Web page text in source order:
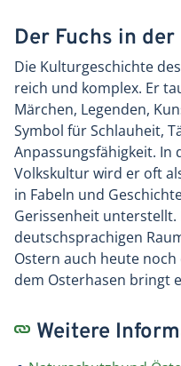
Der Fuchs in
Die Kulturgeschichte
reich und komplex. Er
Märchen, Legenden,
Symbol für Schlauheit,
Anpassungsfähigkeit.
Volkskultur wird er oft
in Fabeln und
Gerissenheit unterstellt.
deutschsprachigen
Ostern auch heute
dem Osterhasen bringt
Weitere